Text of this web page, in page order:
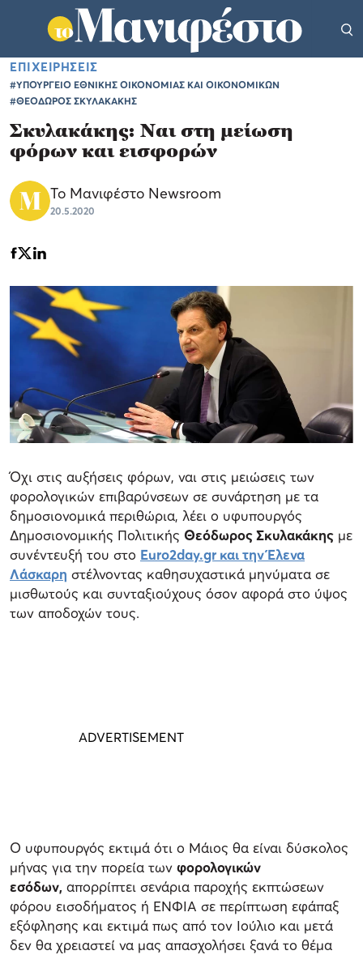
ΕΠΙΧΕΙΡΗΣΕΙΣ
#ΥΠΟΥΡΓΕΙΟ ΕΘΝΙΚΗΣ ΟΙΚΟΝΟΜΙΑΣ ΚΑΙ ΟΙΚΟΝΟΜΙΚΩΝ
#ΘΕΟΔΩΡΟΣ ΣΚΥΛΑΚΑΚΗΣ
Σκυλακάκης: Ναι στη μείωση
φόρων και εισφορών
Το Μανιφέστο Newsroom
20.5.2020
Όχι στις αυξήσεις φόρων, ναι στις μειώσεις των
φορολογικών επιβαρύνσεων σε συνάρτηση με τα
δημοσιονομικά περιθώρια, λέει ο υφυπουργός
Δημοσιονομικής Πολιτικής Θεόδωρος Σκυλακάκης με
συνέντευξή του στο Euro2day.gr και την Έλενα
Λάσκαρη στέλνοντας καθησυχαστικά μηνύματα σε
μισθωτούς και συνταξιούχους όσον αφορά στο ύψος
των αποδοχών τους.
Ο υφυπουργός εκτιμά ότι ο Μάιος θα είναι δύσκολος
μήνας για την πορεία των φορολογικών
εσόδων, απορρίπτει σενάρια παροχής εκπτώσεων
φόρου εισοδήματος ή ΕΝΦΙΑ σε περίπτωση εφάπαξ
εξόφλησης και εκτιμά πως από τον Ιούλιο και μετά
δεν θα χρειαστεί να μας απασχολήσει ξανά το θέμα